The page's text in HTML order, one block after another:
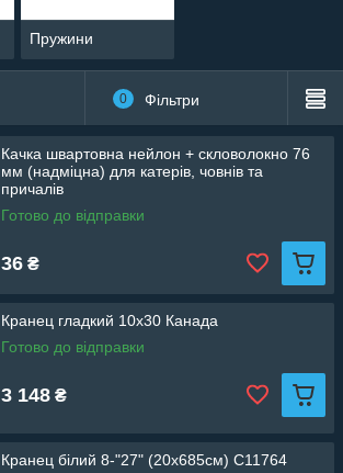
Пружини
0 Фільтри
Качка швартовна нейлон + скловолокно 76
мм (надміцна) для катерів, човнів та
причалів
Готово до відправки
36 ₴
Кранец гладкий 10x30 Канада
Готово до відправки
3 148 ₴
Кранец білий 8-"27" (20х685см) С11764